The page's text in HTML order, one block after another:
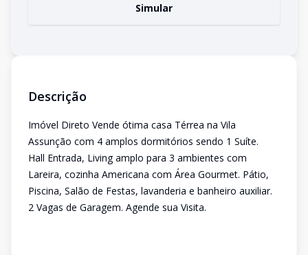
Simular
Descrição
Imóvel Direto Vende ótima casa Térrea na Vila
Assunção com 4 amplos dormitórios sendo 1 Suíte.
Hall Entrada, Living amplo para 3 ambientes com
Lareira, cozinha Americana com Área Gourmet. Pátio,
Piscina, Salão de Festas, lavanderia e banheiro auxiliar.
2 Vagas de Garagem. Agende sua Visita.